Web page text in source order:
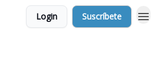
Login Suscríbete